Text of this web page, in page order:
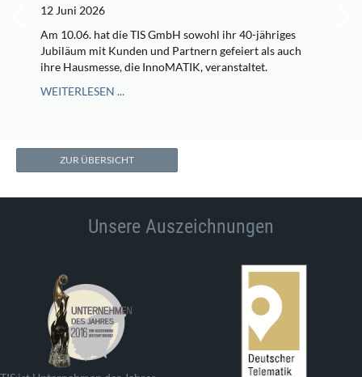
12 Juni 2026
Am 10.06. hat die TIS GmbH sowohl ihr 40-jähriges
Jubiläum mit Kunden und Partnern gefeiert als auch
ihre Hausmesse, die InnoMATIK, veranstaltet.
WEITERLESEN ...
ZUR ÜBERSICHT
Unsere Auszeichnungen